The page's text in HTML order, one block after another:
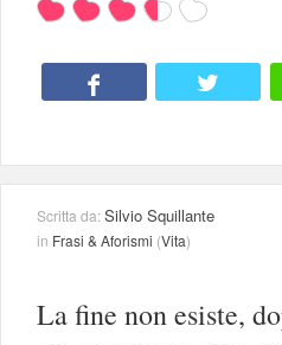
Scritta da:Silvio Squillante
in Frasi & Aforismi (Vita)
La fine non esiste,